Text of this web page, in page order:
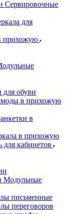
Сервировочные
для
прихожую
обуви
в прихожую
в
в прихожую
для кабинетов
Модульные
письменные
переговоров